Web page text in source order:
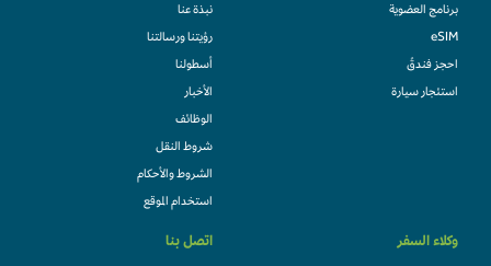
برنامج العضوية
eSIM
احجز فندقً
استئجار سيارة
نبذة عنا
رؤيتنا ورسالتنا
أسطولنا
الأخبار
الوظائف
شروط النقل
الشروط والأحكام
استخدام الموقع
وكلاء السفر اتصل بنا